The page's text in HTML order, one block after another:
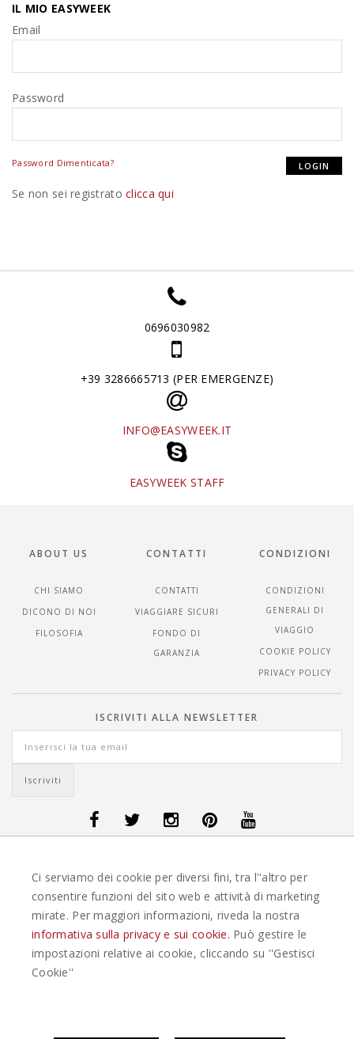
IL MIO EASYWEEK
Email
Password
Password Dimenticata?
Se non sei registratoclicca qui
0696030982
+39 3286665713 (PER EMERGENZE)
INFO@EASYWEEK.IT
EASYWEEK STAFF
ABOUT US
CHI SIAMO
DICONO DI NOI
FILOSOFIA
CONTATTI
CONTATTI
VIAGGIARE SICURI
FONDO DI
GARANZIA
CONDIZIONI
CONDIZIONI
GENERALI DI
VIAGGIO
COOKIE POLICY
PRIVACY POLICY
ISCRIVITI ALLA NEWSLETTER
VIAGGI GUATEMALA -OFFERTE VIAGGI ISLANDA -OFFERTE VIAGGI
OFFERTE VIAGGI MAURITIUS OFFERTE VIAGGI MESSICO
OFFERTE VIAGGI NORVEGIA- OFFERTE VIAGGI PORTOGALLO-
OFFERTE VIAGGI SEYCHELLES-OFFERTE VIAGGI SPAGNA-OFFERTE
EASYWEEKS TOUR OPERATOR © 2026 COPYRIGHT EASYWEEK. TUTTI I DIRITTI
RISERVATI |
Ci serviamo dei cookie per diversi fini, tra l''altro per
consentire funzioni del sito web e attività di marketing
mirate. Per maggiori informazioni, riveda la nostra
informativa sulla privacy e sui cookie. Può gestire le
impostazioni relative ai cookie, cliccando su ''Gestisci
Cookie''